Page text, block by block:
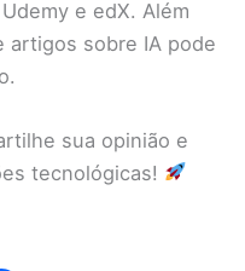
e edX. Além
artigos sobre IA pode
sua opinião e
tecnológicas!